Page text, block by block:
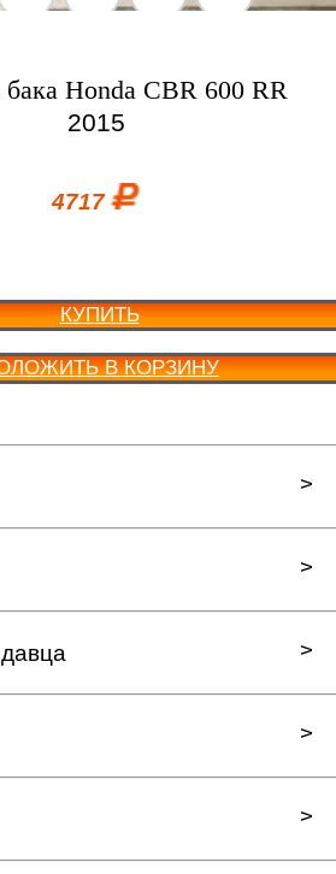
Honda CBR 600 RR
2015
4717
КУПИТЬ
В КОРЗИНУ